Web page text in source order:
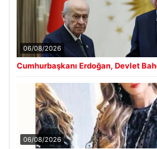
06/08/2026
Cumhurbaşkanı Erdoğan, Devlet
06/08/2026